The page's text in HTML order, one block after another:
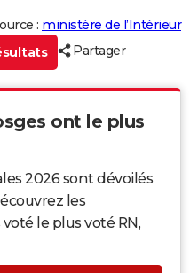
: ministère de l’Intérieur
Partager
ont le plus
2026 sont dévoilés
les
le plus voté RN,